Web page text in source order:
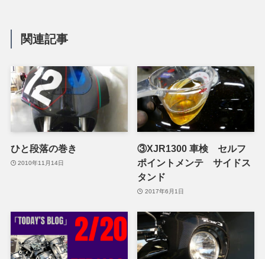
関連記事
ひと段落の巻き
2010年11月14日
③XJR1300 車検 セルフ
ポイントメンテ サイドス
タンド
2017年6月1日